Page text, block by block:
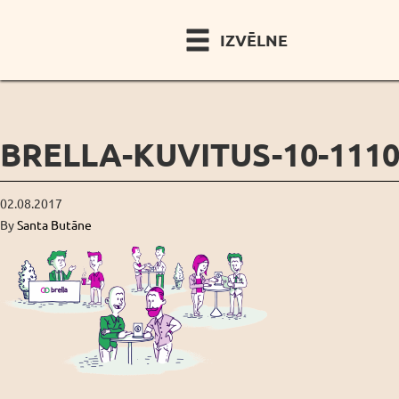
IZVĒLNE
BRELLA-KUVITUS-10-
02.08.2017
BySanta Butāne